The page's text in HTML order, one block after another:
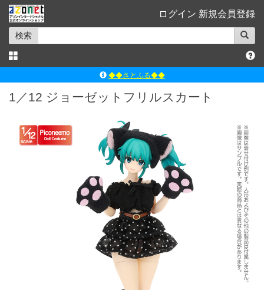
ログイン 新規会員登録
検索
◆◆さとふる◆◆
ｱｿﾞﾝﾚｰﾍﾞﾙｼｮｯﾌﾟ楽天市場店
ｱｿﾞﾝｵﾝﾗｲﾝｼｮｯﾌﾟX
よくあるご質問（Q&A）
1／12 ジョーゼットフリルスカート